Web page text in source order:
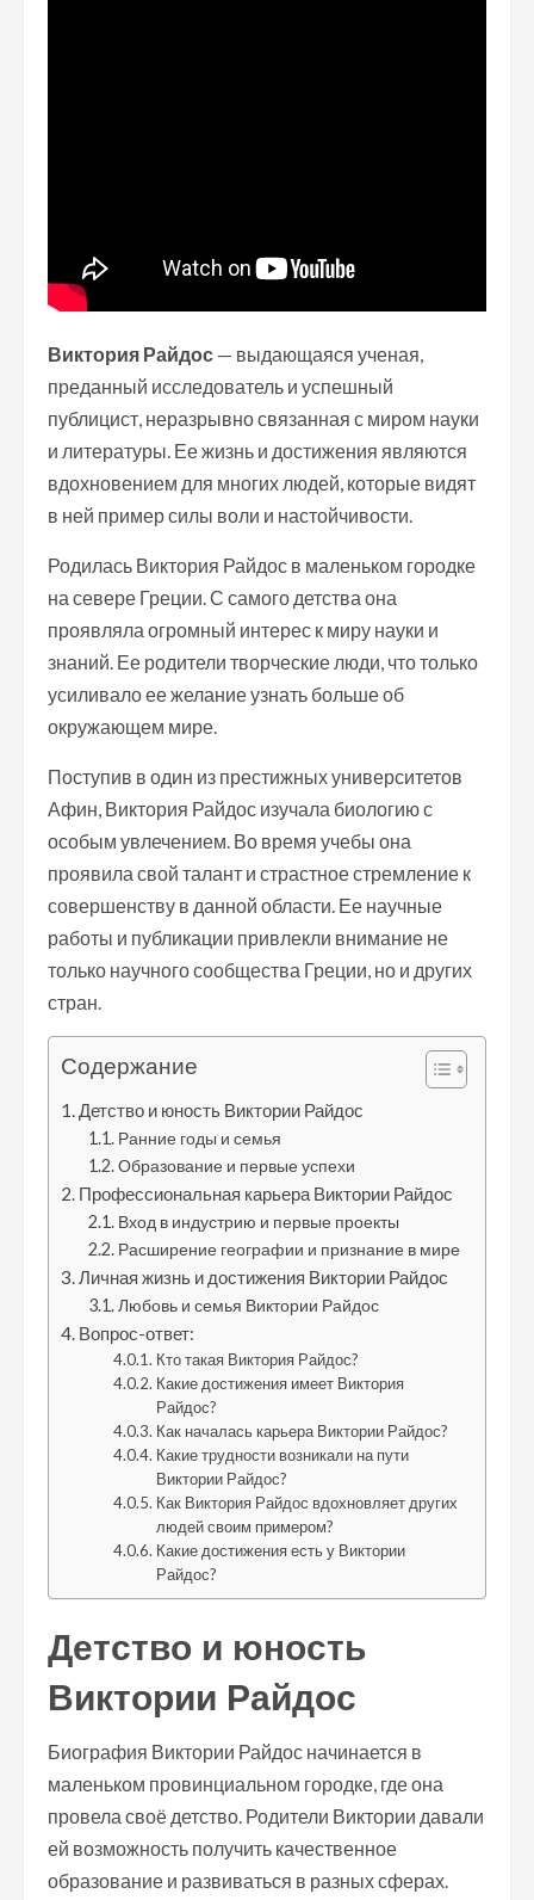
Виктория Райдос — выдающаяся ученая,
преданный исследователь и успешный
публицист, неразрывно связанная с миром науки
и литературы. Ее жизнь и достижения являются
вдохновением для многих людей, которые видят
в ней пример силы воли и настойчивости.
Родилась Виктория Райдос в маленьком городке
на севере Греции. С самого детства она
проявляла огромный интерес к миру науки и
знаний. Ее родители творческие люди, что только
усиливало ее желание узнать больше об
окружающем мире.
Поступив в один из престижных университетов
Афин, Виктория Райдос изучала биологию с
особым увлечением. Во время учебы она
проявила свой талант и страстное стремление к
совершенству в данной области. Ее научные
работы и публикации привлекли внимание не
только научного сообщества Греции, но и других
стран.
Содержание
Детство и юность Виктории Райдос
Ранние годы и семья
Образование и первые успехи
Профессиональная карьера Виктории Райдос
Вход в индустрию и первые проекты
Расширение географии и признание в мире
Личная жизнь и достижения Виктории Райдос
Любовь и семья Виктории Райдос
Вопрос-ответ:
Кто такая Виктория Райдос?
Какие достижения имеет Виктория
Райдос?
Как началась карьера Виктории Райдос?
Какие трудности возникали на пути
Виктории Райдос?
Как Виктория Райдос вдохновляет других
людей своим примером?
Какие достижения есть у Виктории
Райдос?
Детство и юность
Виктории Райдос
Биография Виктории Райдос начинается в
маленьком провинциальном городке, где она
провела своё детство. Родители Виктории давали
ей возможность получить качественное
образование и развиваться в разных сферах.